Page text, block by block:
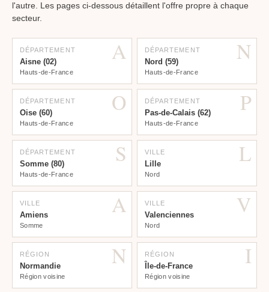
l'autre. Les pages ci-dessous détaillent l'offre propre à chaque
secteur.
A
DÉPARTEMENT
Aisne (02)
Hauts-de-France
N
DÉPARTEMENT
Nord (59)
Hauts-de-France
O
DÉPARTEMENT
Oise (60)
Hauts-de-France
P
DÉPARTEMENT
Pas-de-Calais (62)
Hauts-de-France
S
DÉPARTEMENT
Somme (80)
Hauts-de-France
L
VILLE
Lille
Nord
A
VILLE
Amiens
Somme
V
VILLE
Valenciennes
Nord
N
RÉGION
Normandie
Région voisine
I
RÉGION
Île-de-France
Région voisine